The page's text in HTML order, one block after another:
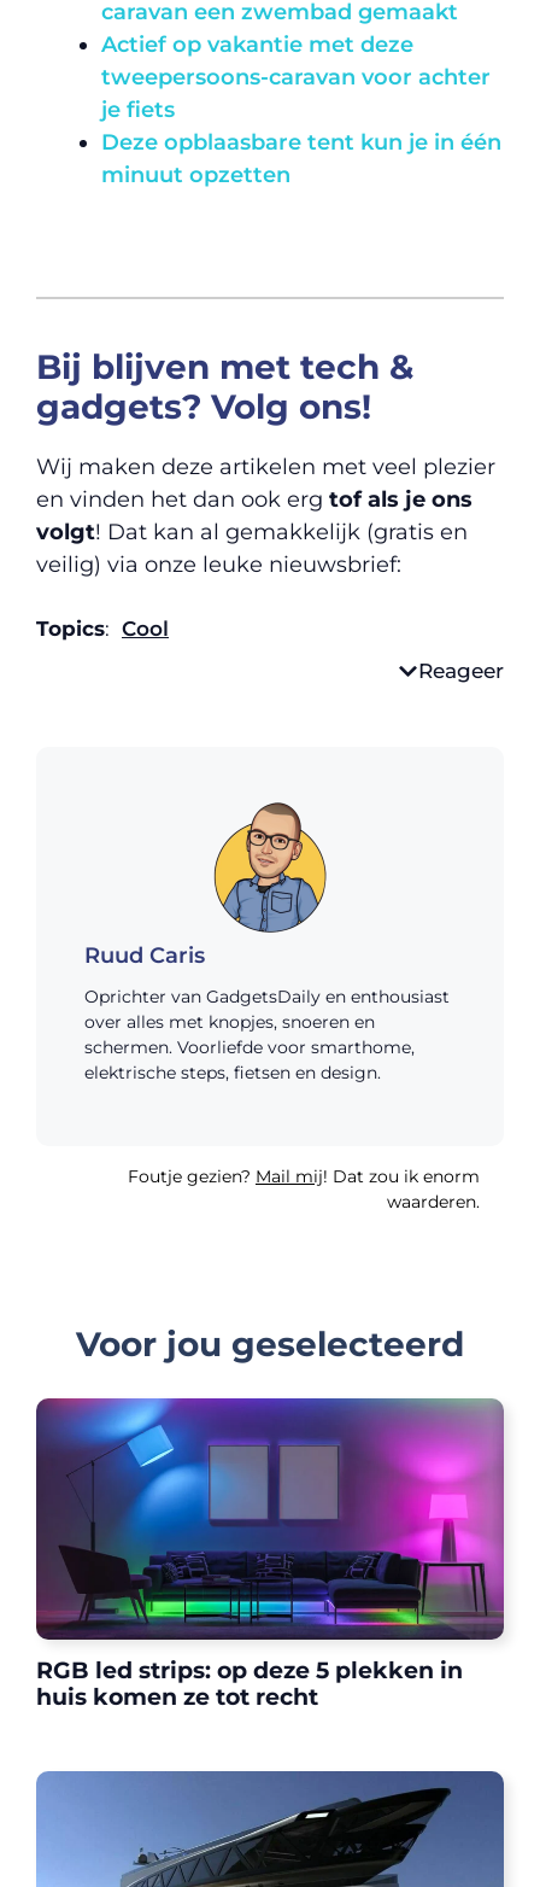
caravan een zwembad gemaakt
Actief op vakantie met deze
tweepersoons-caravan voor achter
je fiets
Deze opblaasbare tent kun je in één
minuut opzetten
Bij blijven met tech &
gadgets? Volg ons!
Wij maken deze artikelen met veel plezier
en vinden het dan ook erg tof als je ons
volgt! Dat kan al gemakkelijk (gratis en
veilig) via onze leuke nieuwsbrief:
Topics: Cool
Reageer
Ruud Caris
Oprichter van GadgetsDaily en enthousiast
over alles met knopjes, snoeren en
schermen. Voorliefde voor smarthome,
elektrische steps, fietsen en design.
Foutje gezien? Mail mij! Dat zou ik enorm
waarderen.
Voor jou geselecteerd
RGB led strips: op deze 5 plekken in
huis komen ze tot recht